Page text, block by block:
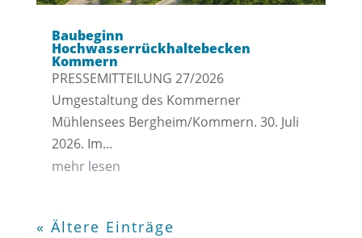
Baubeginn
Hochwasserrückhaltebecken
Kommern
PRESSEMITTEILUNG 27/2026
Umgestaltung des Kommerner
Mühlensees Bergheim/Kommern. 30. Juli
2026. Im...
mehr lesen
« Ältere Einträge